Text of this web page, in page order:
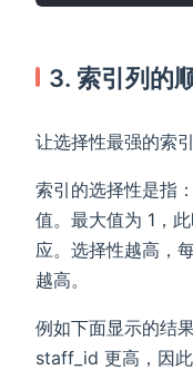
3. 索引列的
让选择性最强的索
索引的选择性是指
值。最大值为 1，
应。选择性越高，
越高。
例如下面显示的结
staff_id 更高，因